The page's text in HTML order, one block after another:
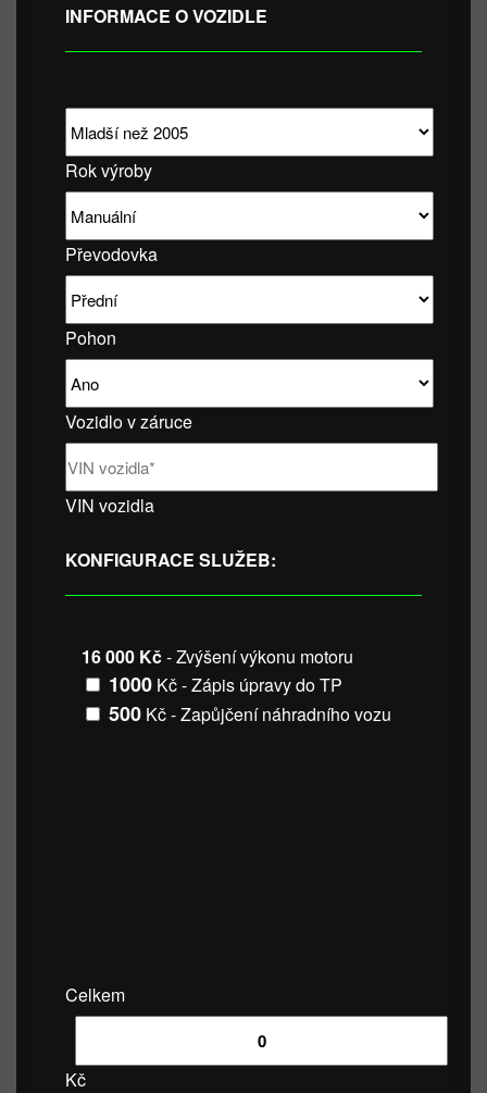
INFORMACE O VOZIDLE
Rok výroby
Převodovka
Pohon
Vozidlo v záruce
VIN vozidla
KONFIGURACE SLUŽEB:
16 000 Kč- Zvýšení výkonu motoru
1000 Kč - Zápis úpravy do TP
500 Kč - Zapůjčení náhradního vozu
Celkem
Kč